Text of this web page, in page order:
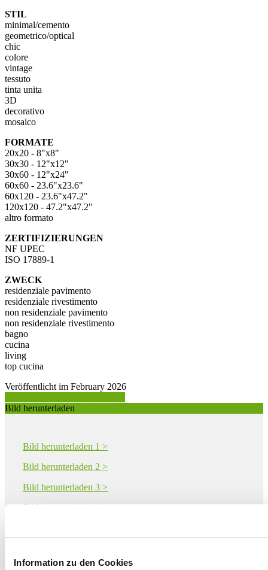
Information zu den Cookies
STIL
minimal/cemento
geometrico/optical
chic
colore
vintage
tessuto
tinta unita
3D
decorativo
mosaico
FORMATE
20x20 - 8"x8"
30x30 - 12"x12"
30x60 - 12"x24"
60x60 - 23.6"x23.6"
60x120 - 23.6"x47.2"
120x120 - 47.2"x47.2"
altro formato
ZERTIFIZIERUNGEN
NF UPEC
ISO 17889-1
ZWECK
residenziale pavimento
residenziale rivestimento
non residenziale pavimento
non residenziale rivestimento
bagno
cucina
living
top cucina
Veröffentlicht im February 2026
Bild herunterladen
Bild herunterladen 1 >
Bild herunterladen 2 >
Bild herunterladen 3 >
Bild herunterladen 4 >
Download PDF